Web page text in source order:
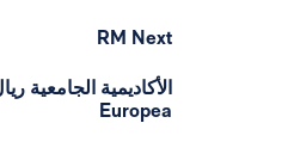
RM Next
Europea